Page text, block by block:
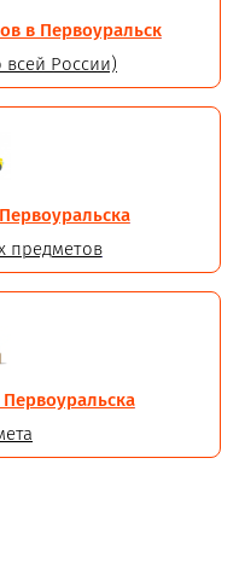
в Первоуральск
России)
предметов